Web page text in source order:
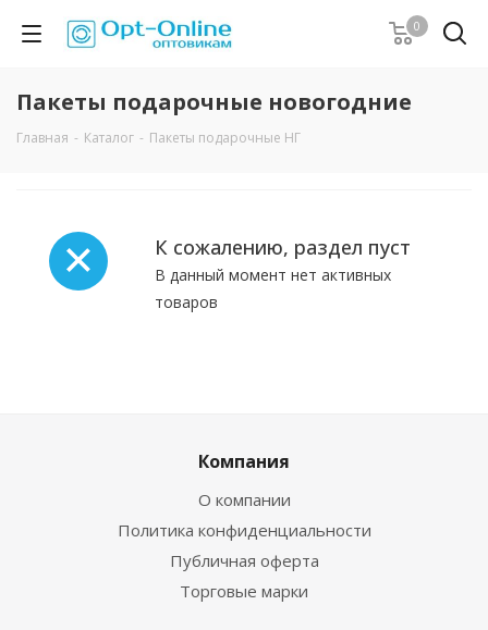
0
Пакеты подарочные новогодние
Главная - Каталог - Пакеты подарочные НГ
К сожалению, раздел пуст
В данный момент нет активных
товаров
Компания
О компании
Политика конфиденциальности
Публичная оферта
Торговые марки